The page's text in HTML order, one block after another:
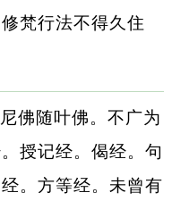
梵行法不得久住
佛随叶佛。不广为
授记经。偈经。句
。方等经。未曾有